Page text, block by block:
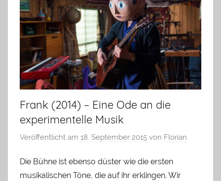
Frank (2014) – Eine Ode an die
experimentelle Musik
Veröffentlicht am 18. September 2015 von Florian
Die Bühne ist ebenso düster wie die ersten
musikalischen Töne, die auf ihr erklingen. Wir